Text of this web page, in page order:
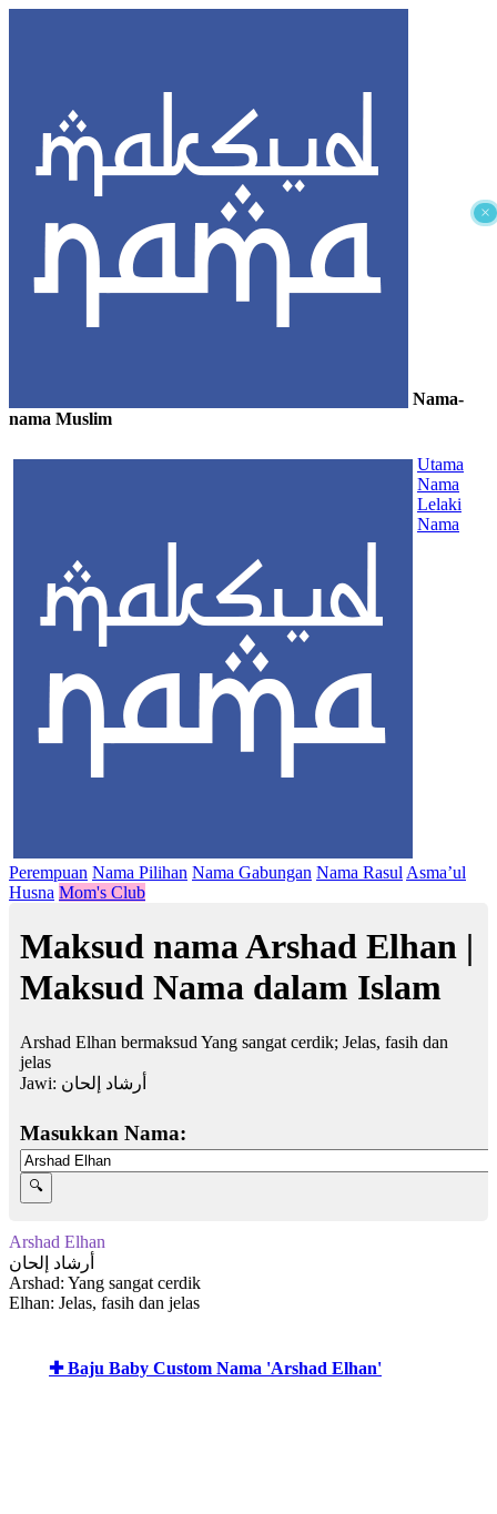
×
Nama-
nama Muslim
Utama
Nama
Lelaki
Nama
Perempuan Nama Pilihan Nama Gabungan Nama Rasul Asma’ul
Husna Mom's Club
Maksud nama Arshad Elhan |
Maksud Nama dalam Islam
Arshad Elhan bermaksud Yang sangat cerdik; Jelas, fasih dan
jelas
Jawi: أرشاد إلحان
Masukkan Nama:
Arshad Elhan
أرشاد إلحان
Arshad: Yang sangat cerdik
Elhan: Jelas, fasih dan jelas
✚ Baju Baby Custom Nama 'Arshad Elhan'